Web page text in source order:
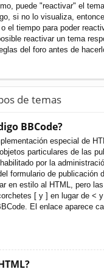
puede "reactivar" el
si no lo visualiza,
el tiempo para poder
reactivar un tema
del foro antes de
de temas
BBCode?
especial de
particulares de las
por la
formulario de publicación
en estilo al HTML, pero
[ y ] en lugar de <
El enlace aparece